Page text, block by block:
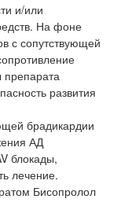
и/или
На фоне
с сопутствующей
развития
брадикардии
АД
блокады,
лечение.
Бисопролол